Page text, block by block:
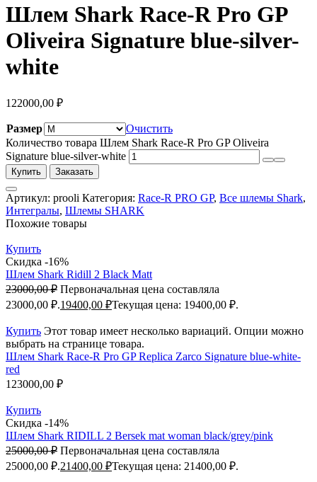
Шлем Shark Race-R Pro GP
Oliveira Signature blue-silver-
white
122000,00 ₽
Размер
Очистить
Количество товара Шлем Shark Race-R Pro GP Oliveira
Signature blue-silver-white
Купить Заказать
Артикул: prooli Категория: Race-R PRO GP, Все шлемы Shark,
Интегралы, Шлемы SHARK
Похожие товары
Купить
Скидка -16%
Шлем Shark Ridill 2 Black Matt
23000,00₽ Первоначальная цена составляла
23000,00 ₽.19400,00 ₽Текущая цена: 19400,00 ₽.
Купить Этот товар имеет несколько вариаций. Опции можно
выбрать на странице товара.
Шлем Shark Race-R Pro GP Replica Zarco Signature blue-white-
red
123000,00 ₽
Купить
Скидка -14%
Шлем Shark RIDILL 2 Bersek mat woman black/grey/pink
25000,00₽ Первоначальная цена составляла
25000,00 ₽.21400,00 ₽Текущая цена: 21400,00 ₽.